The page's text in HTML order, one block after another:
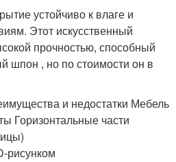
устойчиво к влаге и
Этот искусственный
прочностью, способный
шпон , но по стоимости он в
и недостатки Мебель
Горизонтальные части
рисунком